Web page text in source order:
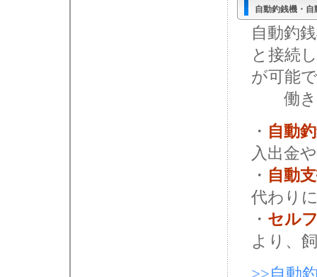
自動釣銭機・
自動釣
と接続
が可能
働き
・ 自動
入出金
・ 自動
代わり
・ セル
より、